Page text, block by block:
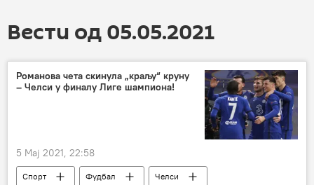
Вести од 05.05.2021
Романова чета скинула „краљу“ круну
– Челси у финалу Лиге шампиона!
5 Мај 2021, 22:58
Спорт Фудбал
Челси